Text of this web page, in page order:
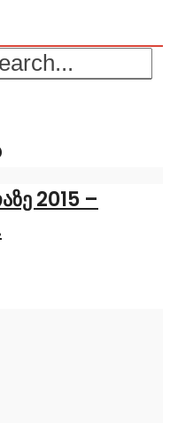
2015 –